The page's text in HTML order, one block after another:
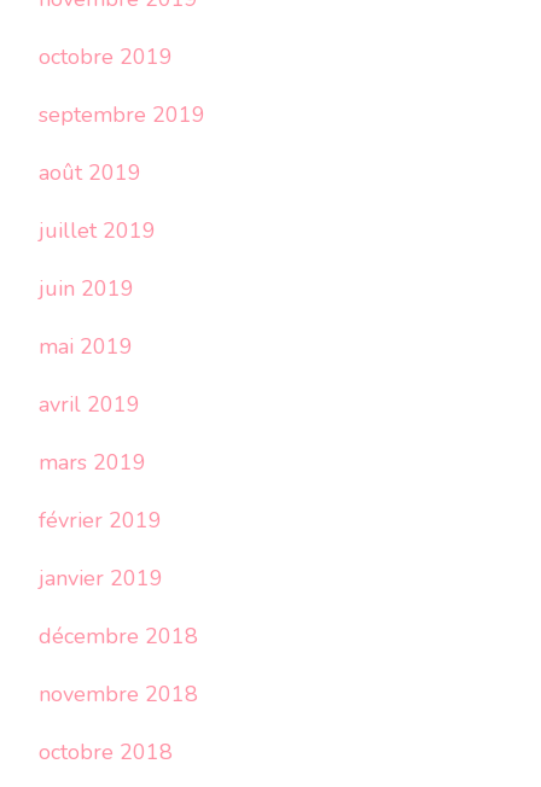
octobre 2019
septembre 2019
août 2019
juillet 2019
juin 2019
mai 2019
avril 2019
mars 2019
février 2019
janvier 2019
décembre 2018
novembre 2018
octobre 2018